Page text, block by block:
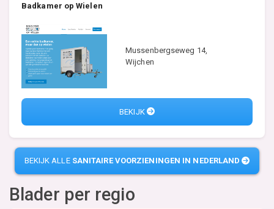
Badkamer op Wielen
Mussenbergseweg 14,
Wijchen
BEKIJK
BEKIJK ALLE SANITAIRE VOORZIENINGEN IN NEDERLAND
Blader per regio